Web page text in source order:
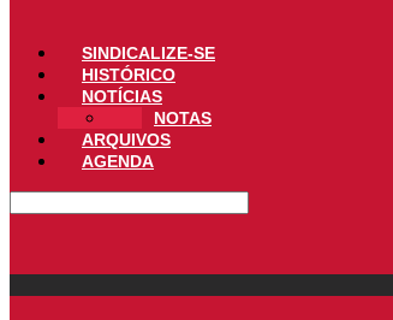
SINDICALIZE-SE
HISTÓRICO
NOTÍCIAS
NOTAS
ARQUIVOS
AGENDA